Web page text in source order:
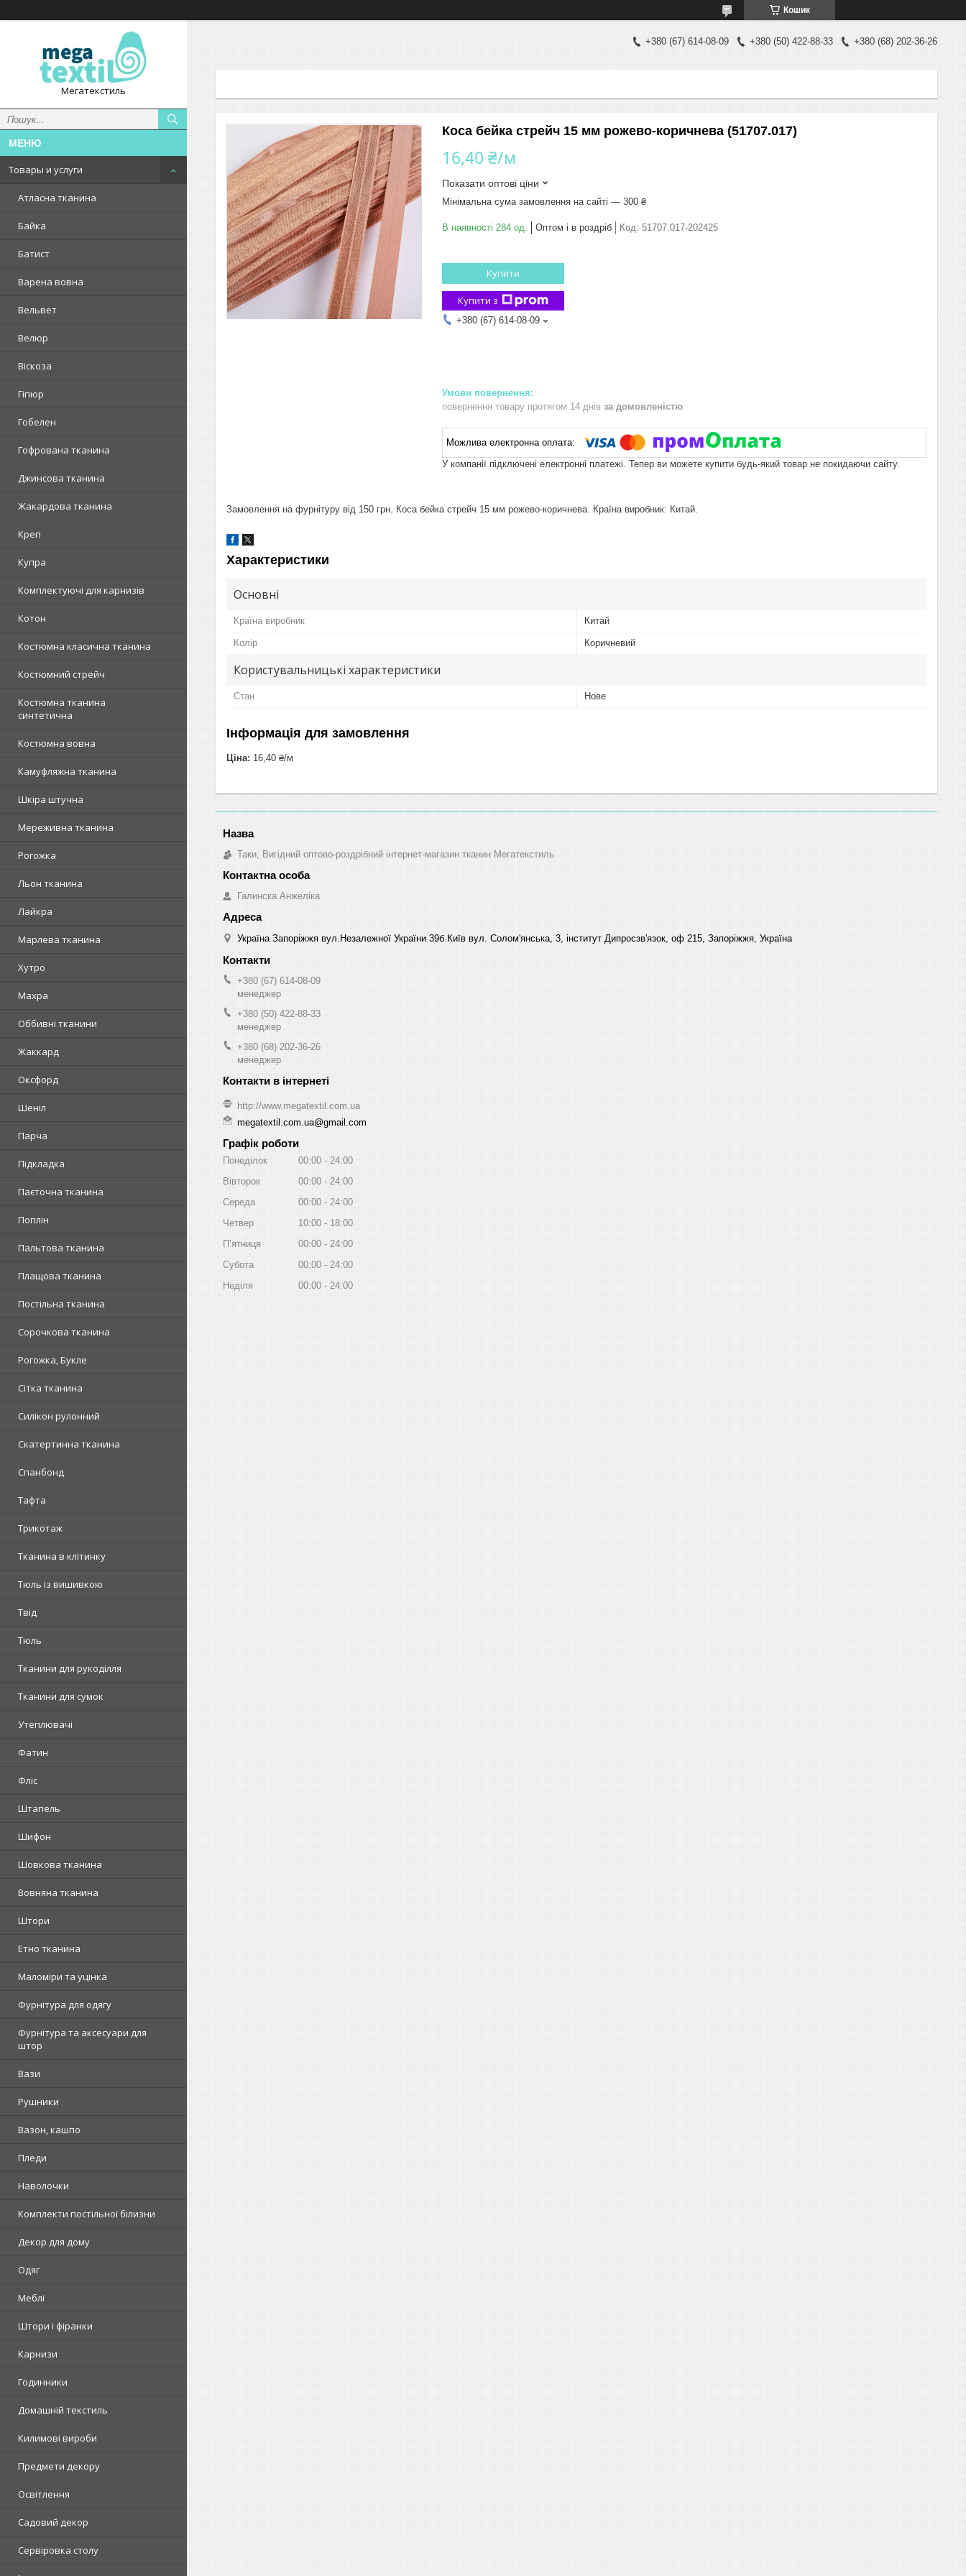
Кошик
Мегатекстиль
Товары и услуги
Атласна тканина
Байка
Батист
Варена вовна
Вельвет
Велюр
Віскоза
Гіпюр
Гобелен
Гофрована тканина
Джинсова тканина
Жакардова тканина
Креп
Купра
Комплектуючі для карнизів
Котон
Костюмна класична тканина
Костюмний стрейч
Костюмна тканина
синтетична
Костюмна вовна
Камуфляжна тканина
Шкіра штучна
Мереживна тканина
Рогожка
Льон тканина
Лайкра
Марлева тканина
Хутро
Махра
Оббивні тканини
Жаккард
Оксфорд
Шеніл
Парча
Підкладка
Паєточна тканина
Поплін
Пальтова тканина
Плащова тканина
Постільна тканина
Сорочкова тканина
Рогожка, Букле
Сітка тканина
Силікон рулонний
Скатертинна тканина
Спанбонд
Тафта
Трикотаж
Тканина в клітинку
Тюль із вишивкою
Твід
Тюль
Тканини для рукоділля
Тканини для сумок
Утеплювачі
Фатин
Фліс
Штапель
Шифон
Шовкова тканина
Вовняна тканина
Штори
Етно тканина
Маломіри та уцінка
Фурнітура для одягу
Фурнітура та аксесуари для
штор
Вази
Рушники
Вазон, кашпо
Пледи
Наволочки
Комплекти постільної білизни
Декор для дому
Одяг
Меблі
Штори і фіранки
Карнизи
Годинники
Домашній текстиль
Килимові вироби
Предмети декору
Освітлення
Садовий декор
Сервіровка столу
+380 (67) 614-08-09 +380 (50) 422-88-33 +380 (68) 202-36-26
Коса бейка стрейч 15 мм рожево-коричнева (51707.017)
16,40 ₴/м
Показати оптові ціни
Мінімальна сума замовлення на сайті — 300 ₴
В наявності 284 од. Оптом і в роздріб Код: 51707.017-202425
Купити
Купити з
+380 (67) 614-08-09
повернення товару протягом 14 днів за домовленістю
У компанії підключені електронні платежі. Тепер ви можете купити будь-який товар не покидаючи сайту.
Замовлення на фурнітуру від 150 грн. Коса бейка стрейч 15 мм рожево-коричнева. Країна виробник: Китай.
Характеристики
Основні
Країна виробник Китай
Колір Коричневий
Користувальницькі характеристики
Стан Нове
Інформація для замовлення
Ціна: 16,40 ₴/м
Таки, Вигідний оптово-роздрібний інтернет-магазин тканин Мегатекстиль
Галинска Анжеліка
Україна Запоріжжя вул.Незалежної України 39б Київ вул. Солом'янська, 3, інститут Дипросзв'язок, оф 215, Запоріжжя, Україна
+380 (67) 614-08-09
менеджер
+380 (50) 422-88-33
менеджер
+380 (68) 202-36-26
менеджер
http://www.megatextil.com.ua
megatextil.com.ua@gmail.com
Графік роботи
Понеділок 00:00
24:00
Вівторок
00:00
24:00
Середа
00:00
24:00
Четвер
10:00
18:00
Пʼятниця
00:00
24:00
Субота
00:00
24:00
Неділя
00:00 24:00